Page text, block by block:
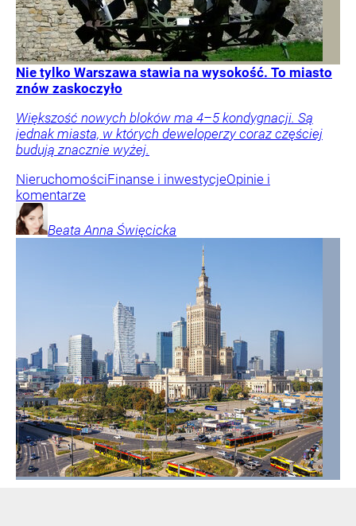
Nie tylko Warszawa stawia na wysokość. To miasto
znów zaskoczyło
Większość nowych bloków ma 4–5 kondygnacji. Są
jednak miasta, w których deweloperzy coraz częściej
budują znacznie wyżej.
NieruchomościFinanse i inwestycjeOpinie i
komentarze
Beata Anna Święcicka